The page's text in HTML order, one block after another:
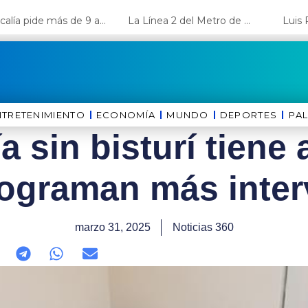
Fiscalía pide más de 9 años de cárcel para el diputado de oposición Harvey Colchado La Línea 2 del Metro de Lima y el Ramal 4 alcanzan un avance del 80%
ECONOMÍA MUNDO DEPORTES
sin bisturí tiene
más
marzo 31, 2025 Noticias 360